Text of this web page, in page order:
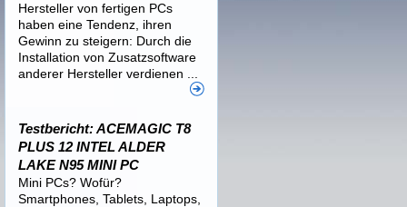
Hersteller von fertigen PCs
haben eine Tendenz, ihren
Gewinn zu steigern: Durch die
Installation von Zusatzsoftware
anderer Hersteller verdienen ...
Testbericht: ACEMAGIC T8
PLUS 12 INTEL ALDER
LAKE N95 MINI PC
Mini PCs? Wofür?
Smartphones, Tablets, Laptops,